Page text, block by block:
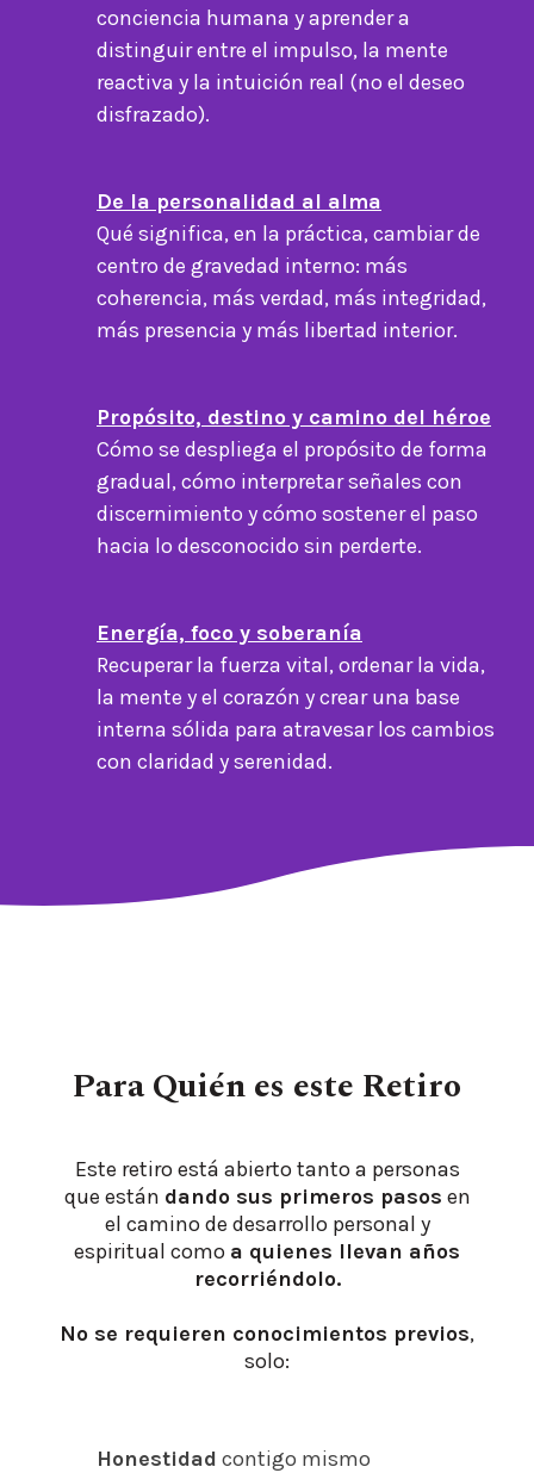
conciencia humana y aprender a
distinguir entre el impulso, la mente
reactiva y la intuición real (no el deseo
disfrazado).
De la personalidad al alma
Qué significa, en la práctica, cambiar de
centro de gravedad interno: más
coherencia, más verdad, más integridad,
más presencia y más libertad interior.
Propósito, destino y camino del héroe
Cómo se despliega el propósito de forma
gradual, cómo interpretar señales con
discernimiento y cómo sostener el paso
hacia lo desconocido sin perderte.
Energía, foco y soberanía
Recuperar la fuerza vital, ordenar la vida,
la mente y el corazón y crear una base
interna sólida para atravesar los cambios
con claridad y serenidad.
Para Quién es este Retiro
Este retiro está abierto tanto a personas
que están dando sus primeros pasos en
el camino de desarrollo personal y
espiritual como a quienes llevan años
recorriéndolo.
No se requieren conocimientos previos,
solo:
Honestidad contigo mismo